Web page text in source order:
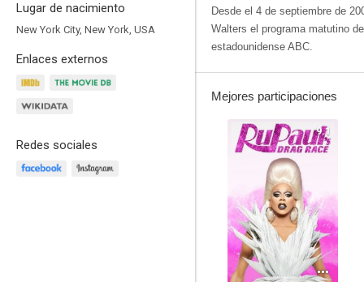
Lugar de nacimiento
New York City, New York, USA
Enlaces externos
Redes sociales
Desde el 4 de septiembre de
Walters el programa matutino
estadounidense ABC.
Mejores participaciones
9.1